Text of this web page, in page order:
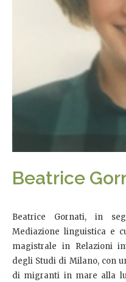
Beatrice
Beatrice Gornati, in
Mediazione linguistica e
magistrale in Relazioni
degli Studi di Milano, con
di migranti in mare alla